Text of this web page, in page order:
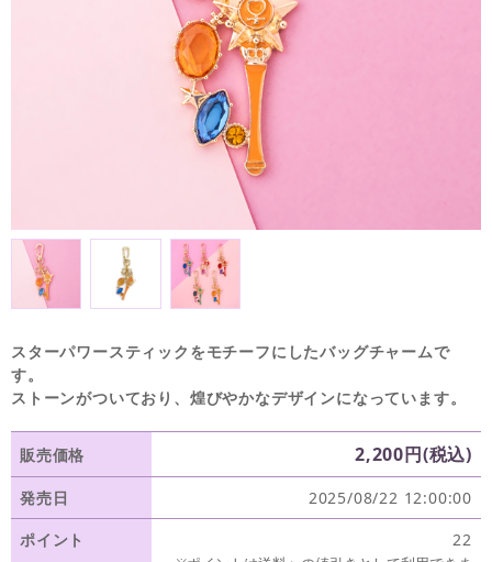
スターパワースティックをモチーフにしたバッグチャームで
す。
ストーンがついており、煌びやかなデザインになっています。
販売価格 2,200円(税込)
発売日
2025/08/22 12:00:00
ポイント
22